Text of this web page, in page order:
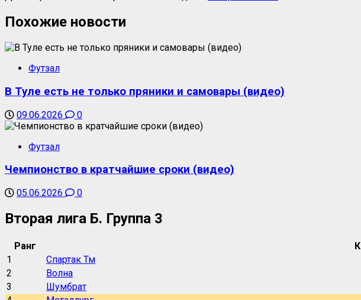
Похожие новости
Футзал
В Туле есть не только пряники и самовары (видео)
09.06.2026 0
Футзал
Чемпионство в кратчайшие сроки (видео)
05.06.2026 0
Вторая лига Б. Группа 3
Ранг
1
Спартак Тм
2
Волна
3
Шумбрат